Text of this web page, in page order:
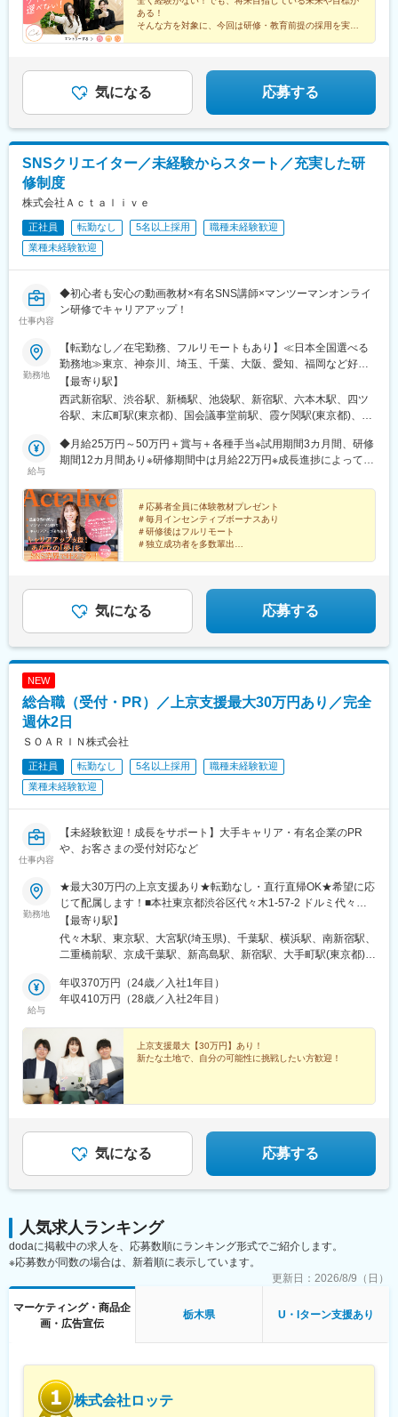
駅、川崎駅、桜木町駅、武蔵小杉駅、溝の口駅、武蔵溝ノ口駅、
西梅田駅、大阪駅、大阪梅田駅(阪神線)、梅田駅(地下鉄)、大阪梅
田駅(阪急線)、心斎橋駅、なんば駅(地下鉄)、大阪難波駅、なんば
合駅(東京都)、西４丁目駅、狸小路駅、二重橋前駅、大崎広小路
駅、乃木坂駅、高輪台駅、竹芝駅、神泉駅、稲荷町駅(東京都)、住
学校前駅、栄町駅(千葉県)、東海神駅、都電雑司ケ谷駅、高輪ゲー
トウェイ駅、高島町駅、馬車道駅、高津駅(神奈川県)、四ツ橋駅、
天王寺駅前駅、天神南駅、名鉄名古屋駅
ある！
そんな方を対象に、今回は研修・教育前提の採用を実施
気になる 応募する
SNSクリエイター／未経験からスタート／充実した研
修制度
株式会社Ａｃｔａｌｉｖｅ
正社員 転勤なし 5名以上採用
職種未経験歓迎
業種未経験歓迎
仕事内容
◆初心者も安心の動画教材×有名SNS講師×マンツーマンオンライ
ン研修でキャリアアップ！
勤務地
【転勤なし／在宅勤務、フルリモートもあり】≪日本全国選べる
勤務地≫東京、神奈川、埼玉、千葉、大阪、愛知、福岡など好き
な地域で働けます！【本社】東京都新宿区西新宿7-6-5 607※西武
新宿駅から徒歩4分※総武線・大久保駅から徒歩5分※山手線・新宿
駅から徒歩10分≪47都道府県から好きな地域で勤務OK！≫■首都
木、群馬、山梨■関西エリア：大阪、兵庫、京都、奈良、和歌山、
滋賀■中部エリア：愛知、岐阜、三重、静岡■北信越エリア：新
森、秋田、岩手、宮城、福島、山形■中国四国エリア：鳥取、島
根、岡山、広島、山口、徳島、香川、愛媛、高知■九州エリア：福
岡、佐賀、長崎、大分、熊本、宮崎、鹿児島、沖縄※研修期間中は
プロジェクト先へ配属（希望を考慮）在宅勤務でスタート希望者
は、適正テストを実施し、通過した場合プロジェクト先への配属
社への通勤可能圏内にお住まい/もしくは転居できる方歓迎
【最寄り駅】
西武新宿駅、渋谷駅、新橋駅、池袋駅、新宿駅、六本木駅、四ツ
谷駅、末広町駅(東京都)、国会議事堂前駅、霞ケ関駅(東京都)、蒲
芦花公園駅、参宮橋駅、大久保駅(東京都)、大崎駅、大手町駅(東
京都)、新大塚駅、天王洲アイル駅、浅草駅(ＴＸ)、日本橋駅(東京
駅、木場駅(東京都)、用賀駅、両国駅(都営線)、赤坂見附駅、品川
駅、上野駅、有楽町駅、目黒駅、恵比寿駅、御茶ノ水駅、北千住
駅、新小岩駅、小岩駅、三河島駅、新板橋駅、赤羽駅、水道橋
駅、自由が丘駅、二子玉川駅、中野駅(東京都)、高円寺駅、井の頭
公園駅、立川北駅、町田駅、調布駅、八王子駅、国分寺駅、多摩
駅、天王町駅、横浜駅、京急川崎駅、向ケ丘遊園駅、溝の口駅、
新百合ケ丘駅、みなとみらい駅、大船駅、平塚駅、逗子・葉山
駅、岩槻駅、八潮駅、三郷駅(埼玉県)、所沢駅、和光市駅、朝霞台
駅、本川越駅、川越駅、熊谷駅、上尾駅、松戸駅、船橋駅、国府
台駅、千葉ニュータウン中央駅、柏駅、南流山駅、我孫子駅、成
蘇我駅、木更津駅、新鎌ケ谷駅、勝田台駅、愛宕駅(千葉県)、白井
駅、南船橋駅、新浦安駅、舞浜駅、海浜幕張駅、大阪駅、新大阪
(阪急線)、十三駅、茨木市駅、高槻駅、西梅田駅、野田駅(阪神
線)、新今宮駅、名古屋駅、金山駅(愛知県)、千種駅、豊橋駅、大
駅、東岡崎駅、知立駅、新豊橋駅、岡崎駅、高蔵寺駅、札幌駅、
函館駅、旭川駅、小樽駅、釧路駅、さっぽろ駅、大通駅、すすき
の駅、真駒内駅、福住駅、博多駅、小倉駅(福岡県)、黒崎駅、久留
米駅、西鉄福岡駅、中洲川端駅、赤坂駅(福岡県)、西新駅、西鉄久
留米駅、大橋駅(福岡県)、薬院駅、青森駅、盛岡駅、宮城野通駅、
秋田駅、山形駅、郡山駅(福島県)、水戸駅、宇都宮駅、高崎駅、新
潟駅、富山駅、金沢駅、福井駅(福井県)、甲府駅、長野駅、岐阜
駅、静岡駅、津駅、大津駅、京都駅、神戸駅(兵庫県)、三宮・花時
計前駅、奈良駅、和歌山駅、鳥取駅、松江駅、岡山駅、広島駅、
賀駅、長崎駅前駅、熊本駅、大分駅、宮崎駅、鹿児島中央駅、那
覇空港駅(鉄道)、汐留駅、東池袋駅、新宿駅(東京メトロ)、乃木坂
駅、秋葉原駅、溜池山王駅、桜田門駅、蓮沼駅、銀座駅、祐天寺
駅、馬喰横山駅、外苑前駅、千歳烏山駅、南新宿駅、新大久保
駅、大崎広小路駅、東京駅、大塚駅前駅、田原町駅(東京都)、三越
町駅、北品川駅、稲荷町駅(東京都)、日比谷駅、新御茶ノ水駅、日
暮里駅(舎人ライナー)、板橋駅、赤羽岩淵駅、後楽園駅、九品仏
駅、二子新地駅、吉祥寺駅、立川駅、布田駅、京王八王子駅、鹿
駅、中浦和駅、南越谷駅、春日部駅、北朝霞駅、川越市駅、京成
船橋駅、市川駅、西船橋駅、本八幡駅(都営線)、津田沼駅、稲毛
駅、京成千葉駅、初富駅、東葉勝田台駅、野田市駅、東京ディズ
ニーランド・ステーション駅、東淀川駅、天王寺駅、大阪梅田駅
(阪神線)、長堀橋駅、なんば駅(地下鉄)、堺筋本町駅、高槻市駅、
駅、ナゴヤドーム前矢田駅、栄駅(愛知県)、丸の内駅(愛知県)、今
池駅(愛知県)、函館駅前駅、西４丁目駅、狸小路駅、平和通駅、黒
崎駅前駅、天神駅、呉服町駅(福岡県)、櫛原駅、渡辺通駅、仙台
駅(阪急・神戸高速)、田中口駅、岡山駅前駅、眉山ロープウェイ山
麓駅、高松築港駅、松山駅(愛媛県)、高知駅前駅、長崎駅(長崎
給与
◆月給25万円～50万円＋賞与＋各種手当※試用期間3カ月間、研修
期間12カ月間あり※研修期間中は月給22万円※成長進捗によって研
円／入社1年目（月給24万円+各種手当+インセンティブ）◆年収
600万円／入社3年目（月給30万円+各種手当+インセンティブ）※
上記はモデル年収です。※インセンティブ制度あり（支給の有無は
業務内容や配属部署による）
＃応募者全員に体験教材プレゼント
＃毎月インセンティブボーナスあり
＃研修後はフルリモート
＃独立成功者を多数輩出
SNSクリエイターとして更なる価値を見出し、
現在において活躍できる人材に！
気になる 応募する
NEW
総合職（受付・PR）／上京支援最大30万円あり／完全
週休2日
ＳＯＡＲＩＮ株式会社
正社員 転勤なし 5名以上採用
職種未経験歓迎
業種未経験歓迎
仕事内容
【未経験歓迎！成長をサポート】大手キャリア・有名企業のPR
や、お客さまの受付対応など
勤務地
★最大30万円の上京支援あり★転勤なし・直行直帰OK★希望に応
じて配属します！■本社東京都渋谷区代々木1-57-2 ドルミ代々木
10F
【最寄り駅】
代々木駅、東京駅、大宮駅(埼玉県)、千葉駅、横浜駅、南新宿駅、
二重橋前駅、京成千葉駅、新高島駅、新宿駅、大手町駅(東京都)、
給与
年収370万円（24歳／入社1年目）
年収410万円（28歳／入社2年目）
上京支援最大【30万円】あり！
新たな土地で、自分の可能性に挑戦したい方歓迎！
気になる 応募する
人気求人ランキング
dodaに掲載中の求人を、応募数順にランキング形式でご紹介します。
※応募数が同数の場合は、新着順に表示しています。
更新日： 2026/8/9（日）
マーケティング・商品企
画・広告宣伝
栃木県 U・Iターン支援あり
株式会社ロッテ